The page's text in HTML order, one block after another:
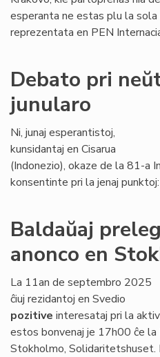
esperanta ne estas plu la
reprezentata en PEN
Debato pri
junularo
Ni, junaj esperantistoj,
kunsidantaj en Cisarua
(Indonezio), okaze de la 81-a
konsentinte pri la jenaj punktoj:
Baldaŭaj
anonco en
La 11an de septembro 2025
ĉiuj rezidantoj en Svedio
pozitive interesataj pri la
estos bonvenaj je 17h00 ĉe la
Stokholmo, Solidaritetshuset.